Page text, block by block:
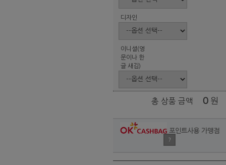
디자인
이니셜(영
문이나 한
글 새김)
총 상품 금액 0 원
포인트사용 가맹점
?